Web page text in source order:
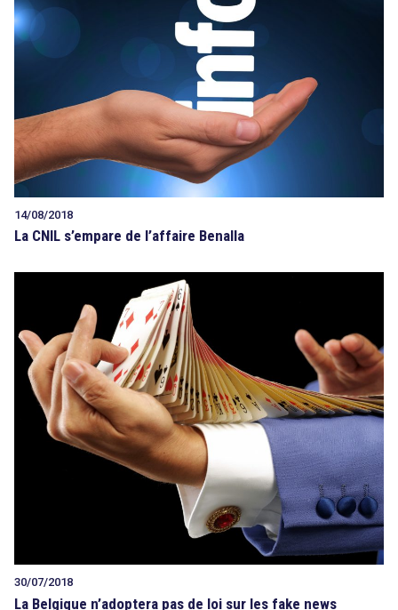
14/08/2018
La CNIL s’empare de l’affaire Benalla
30/07/2018
La Belgique n’adoptera pas de loi sur les fake news